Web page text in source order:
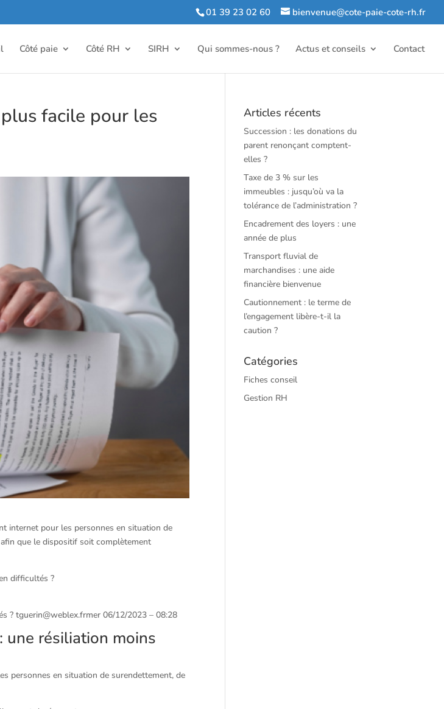
01 39 23 02 60 bienvenue@cote-paie-cote-rh.fr
Côté paie Côté RH SIRH Qui sommes-nous ? Actus et conseils Contact
facile pour les
internet pour les personnes en situation de
que le dispositif soit complètement
difficultés ?
? tguerin@weblex.frmer 06/12/2023 – 08:28
une résiliation moins
personnes en situation de surendettement, de
Articles récents
Succession : les donations du
parent renonçant comptent-
elles ?
Taxe de 3 % sur les
immeubles : jusqu’où va la
tolérance de l’administration ?
Encadrement des loyers : une
année de plus
Transport fluvial de
marchandises : une aide
financière bienvenue
Cautionnement : le terme de
l’engagement libère-t-il la
caution ?
Catégories
Fiches conseil
Gestion RH